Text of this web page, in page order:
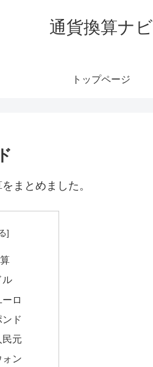
通貨換算ナビ
トップページ
まとめました。
ル
ロ
ド
元
ン